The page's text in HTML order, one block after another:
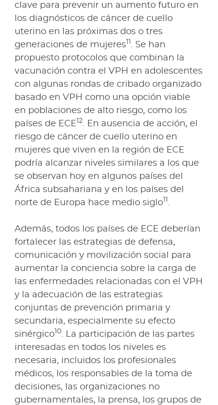
clave para prevenir un aumento futuro en
los diagnósticos de cáncer de cuello
uterino en las próximas dos o tres
generaciones de mujeres11
. Se han
propuesto protocolos que combinan la
vacunación contra el VPH en adolescentes
con algunas rondas de cribado organizado
basado en VPH como una opción viable
en poblaciones de alto riesgo, como los
países de ECE12
. En ausencia de acción, el
riesgo de cáncer de cuello uterino en
mujeres que viven en la región de ECE
podría alcanzar niveles similares a los que
se observan hoy en algunos países del
África subsahariana y en los países del
norte de Europa hace medio siglo11
Además, todos los países de ECE deberían
fortalecer las estrategias de defensa,
comunicación y movilización social para
aumentar la conciencia sobre la carga de
las enfermedades relacionadas con el VPH
y la adecuación de las estrategias
conjuntas de prevención primaria y
secundaria, especialmente su efecto
sinérgico10
. La participación de las partes
interesadas en todos los niveles es
necesaria, incluidos los profesionales
médicos, los responsables de la toma de
decisiones, las organizaciones no
gubernamentales, la prensa, los grupos de